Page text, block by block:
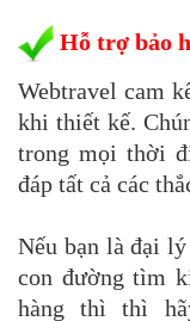
Hỗ trợ bảo
Webtravel cam
khi thiết kế.
trong mọi thời
đáp tất cả các
Nếu bạn là đại
con đường tìm
hàng thì thì